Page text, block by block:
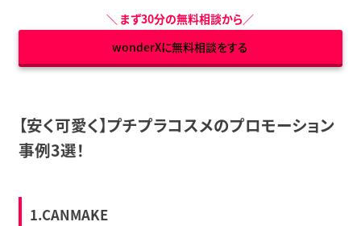
＼ まず30分の無料相談から／
wonderXに無料相談をする
【安く可愛く】プチプラコスメのプロモーション
事例3選！
1.CANMAKE